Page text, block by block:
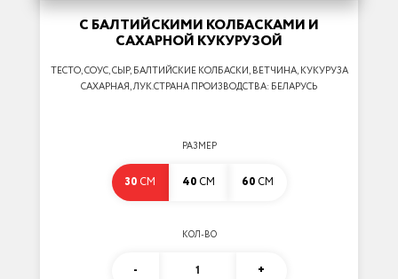
С БАЛТИЙСКИМИ КОЛБАСКАМИ И
САХАРНОЙ КУКУРУЗОЙ
ТЕСТО, СОУС, СЫР, БАЛТИЙСКИЕ КОЛБАСКИ, ВЕТЧИНА, КУКУРУЗА
САХАРНАЯ, ЛУК.СТРАНА ПРОИЗВОДСТВА: БЕЛАРУСЬ
РАЗМЕР
30 СМ 40 СМ 60 СМ
КОЛ-ВО
- 1 +